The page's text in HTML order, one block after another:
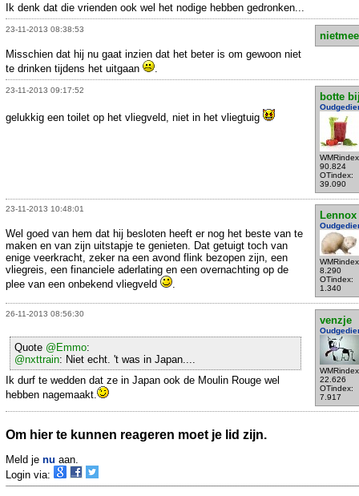
Ik denk dat die vrienden ook wel het nodige hebben gedronken...
23-11-2013 08:38:53
Misschien dat hij nu gaat inzien dat het beter is om gewoon niet
te drinken tijdens het uitgaan
23-11-2013 09:17:52
botte
90.824
OTindex:
39.090
gelukkig een toilet op het vliegveld, niet in het vliegtuig
23-11-2013 10:48:01
Lennox
8.290
OTindex:
1.340
Wel goed van hem dat hij besloten heeft er nog het beste van te
maken en van zijn uitstapje te genieten. Dat getuigt toch van
enige veerkracht, zeker na een avond flink bezopen zijn, een
vliegreis, een financiele aderlating en een overnachting op de
plee van een onbekend vliegveld
.
26-11-2013 08:56:30
venzje
22.626
OTindex:
7.917
Quote @Emmo:
@nxttrain: Niet echt. 't was in Japan....
Ik durf te wedden dat ze in Japan ook de Moulin Rouge wel
hebben nagemaakt.
Om hier te kunnen reageren moet je lid zijn.
Meld je nu aan.
Login via: